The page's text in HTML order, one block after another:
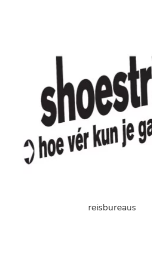
reisbureaus